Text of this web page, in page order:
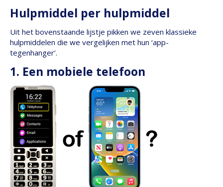
Hulpmiddel per hulpmiddel
Uit het bovenstaande lijstje pikken we zeven klassieke
hulpmiddelen die we vergelijken met hun ‘app-
tegenhanger’.
1. Een mobiele telefoon